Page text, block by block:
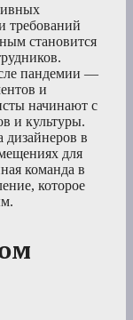
требований
становится
пандемии —
и
начинают с
и культуры.
дизайнеров в
для
команда в
которое